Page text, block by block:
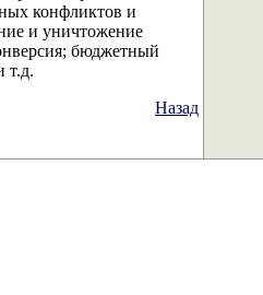
конфликтов и
и уничтожение
бюджетный
т.д.
Назад